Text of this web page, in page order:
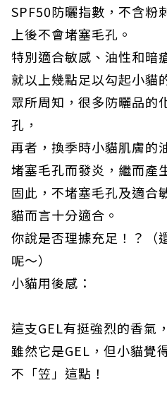
SPF50防曬指數，不含粉
上後不會堵塞毛孔。
特別適合敏感、油性和暗
就以上幾點足以勾起小貓
眾所周知，很多防曬品的
孔，
再者，換季時小貓肌膚的
堵塞毛孔而發炎，繼而產
固此，不堵塞毛孔及適合
貓而言十分適合。
你說是否理據充足！？（
呢～）
小貓用後感：
這支GEL有挺強烈的香氣
雖然它是GEL，但小貓覺
不「笠」這點！